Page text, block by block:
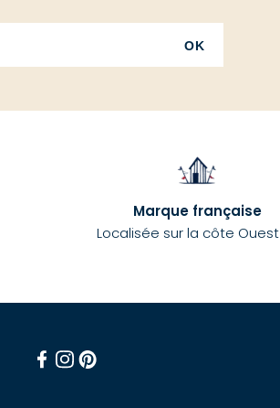
OK
Marque française
Localisée sur la côte Ouest